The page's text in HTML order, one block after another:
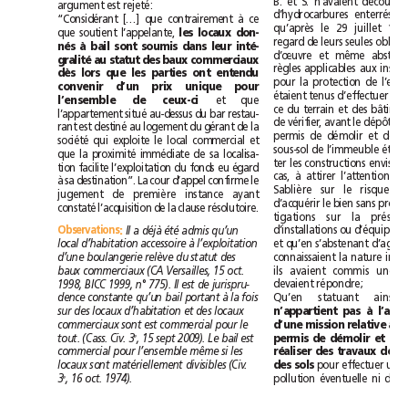
argument est rejeté:
“Considérant […] que contrairement à ce
que soutient l’appelante,
les locaux don-
nés à bail sont soumis dans leur inté-
gralité au statut des baux commerciaux
dès lors que les parties ont entendu
convenir d’un prix unique pour
l’ensemble de ceux-ci
et que
l’appartement situé au-dessus du bar restau-
rant est destiné au logement du gérant de la
société qui exploite le local commercial et
que la proximité immédiate de sa localisa-
tion facilite l’exploitation du fonds eu égard
à sa destination”. La cour d’appel confirme le
jugement de première instance ayant
constaté l’acquisition de la clause résolutoire.
Observations: Il a déjà été admis qu’un
local d’habitation accessoire à l’exploitation
d’une boulangerie relève du statut des
baux commerciaux (CA Versailles, 15 oct.
1998, BICC 1999, n°775). Il est de jurispru-
dence constante qu’un bail portant à la fois
sur des locaux d’habitation et des locaux
commerciaux sont est commercial pour le
tout. (Cass. Civ. 3e , 15 sept 2009). Le bail est
commercial pour l’ensemble même si les
locaux sont matériellement divisibles (Civ.
3e , 16 oct. 1974).
devaient répondre;
des sols